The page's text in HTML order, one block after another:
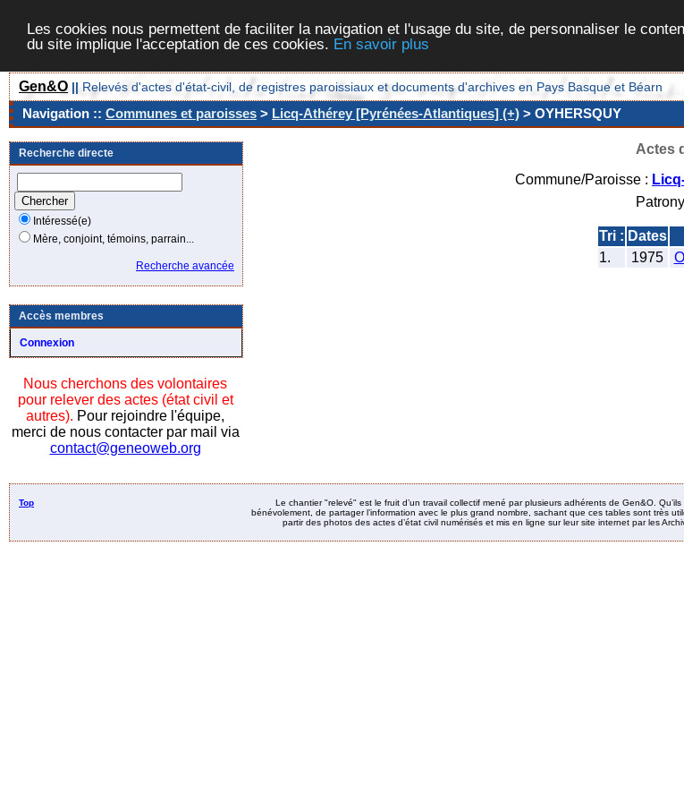
Les cookies nous permettent de faciliter la navigation et l'usage du site, de personnaliser le
du site implique l'acceptation de ces cookies. En savoir plus
Gen&O || Relevés d'actes d'état-civil, de registres paroissiaux et documents d'archives en Pays Basque et Béarn
Navigation :: Communes et paroisses > Licq-Athérey [Pyrénées-Atlantiques] (+) > OYHERSQUY
Recherche directe
Intéressé(e)
Mère, conjoint, témoins, parrain...
Recherche avancée
Accès membres
Connexion
Nous cherchons des volontaires
pour relever des actes (état civil et
autres). Pour rejoindre l'équipe,
merci de nous contacter par mail via
contact@geneoweb.org
Actes
Commune/Paroisse :
Tri : Dates
1.
1975
Top
Le chantier "relevé" est le fruit d’un travail collectif mené par plusieurs adhérents de Gen&O.
bénévolement, de partager l’information avec le plus grand nombre, sachant que ces tables sont très
partir des photos des actes d’état civil numérisés et mis en ligne sur leur site internet par les